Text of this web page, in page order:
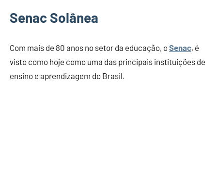
Senac Solânea
Com mais de 80 anos no setor da educação, oSenac, é
visto como hoje como uma das principais instituições de
ensino e aprendizagem do Brasil.